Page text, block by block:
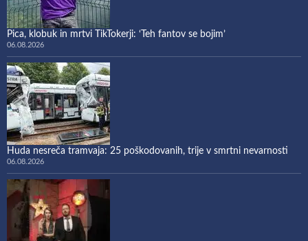
Pica, klobuk in mrtvi TikTokerji: ‘Teh fantov se bojim’
06.08.2026
Huda nesreča tramvaja: 25 poškodovanih, trije v smrtni nevarnosti
06.08.2026